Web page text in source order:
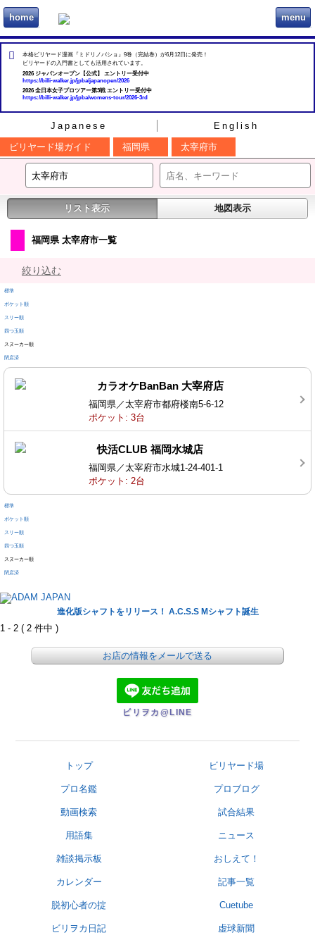
home ビリヲカ menu
本格ビリヤード漫画『ミドリノバショ』9巻（完結巻）が6月12日に発売！
ビリヤードの入門書としても活用されています。
2026 ジャパンオープン【公式】 エントリー受付中
https://billi-walker.jp/jpba/japanopen/2026
2026 全日本女子プロツアー第3戦 エントリー受付中
https://billi-walker.jp/jpba/womens-tour/2026-3rd
Japanese
English
ビリヤード場ガイド
福岡県 太宰府市
リスト表示 地図表示
福岡県 太宰府市一覧
絞り込む
標準
ポケット順
スリー順
四つ玉順
スヌーカー順
閉店済
カラオケBanBan 大宰府店
福岡県／太宰府市都府楼南5-6-12
ポケット: 3台
快活CLUB 福岡水城店
福岡県／太宰府市水城1-24-401-1
ポケット: 2台
標準
ポケット順
スリー順
四つ玉順
スヌーカー順
閉店済
進化版シャフトをリリース！ A.C.S.S Mシャフト誕生
1 - 2 ( 2 件中 )
お店の情報をメールで送る
ビリヲカ@LINE
トップ ビリヤード場
プロ名鑑 プロブログ
動画検索 試合結果
用語集 ニュース
雑談掲示板 おしえて！
カレンダー 記事一覧
脱初心者の掟 Cuetube
ビリヲカ日記 虚球新聞